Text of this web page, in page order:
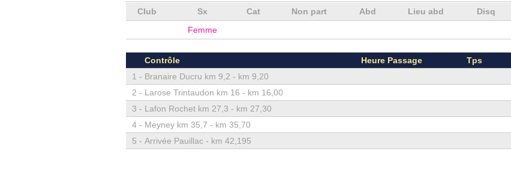
Club Sx Cat Non part Abd Lieu abd Disq
Femme
Contrôle Heure Passage Tps
1 - Branaire Ducru km 9,2 - km 9,20
2 - Larose Trintaudon km 16 - km 16,00
3 - Lafon Rochet km 27,3 - km 27,30
4 - Meyney km 35,7 - km 35,70
5 - Arrivée Pauillac - km 42,195